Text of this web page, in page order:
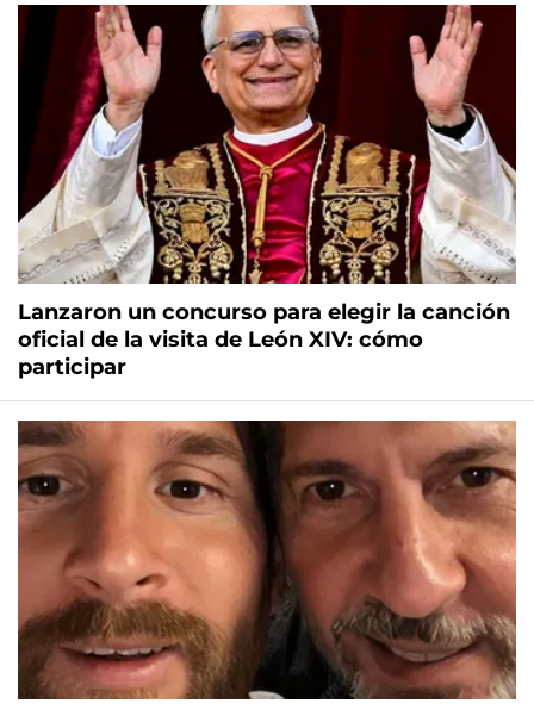
Lanzaron un concurso para elegir la canción
oficial de la visita de León XIV: cómo
participar